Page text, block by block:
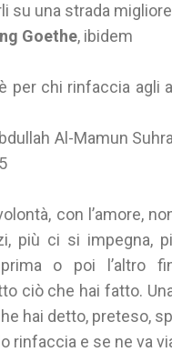
su una strada
Goethe, ibidem
per chi rinfaccia agli
Al-Mamun
con l’amore,
più ci si impegna,
o poi l’altro
ciò che hai fatto.
hai detto, preteso,
rinfaccia e se ne va